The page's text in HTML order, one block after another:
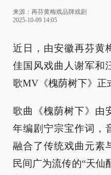
来源： 再芬黄梅戏品牌戏剧
2025-10-09 14:05
近日，由安徽再芬黄
佳国风戏曲人谢军和
歌MV《槐荫树下》正
歌曲《槐荫树下》由
年编剧宁宗宝作词，
融合了传统戏曲元素
民间广为流传的“天仙